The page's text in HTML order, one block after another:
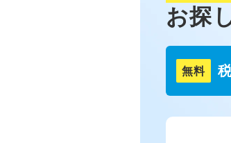
お探
無料